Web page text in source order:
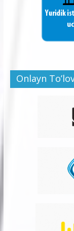
Onlayn